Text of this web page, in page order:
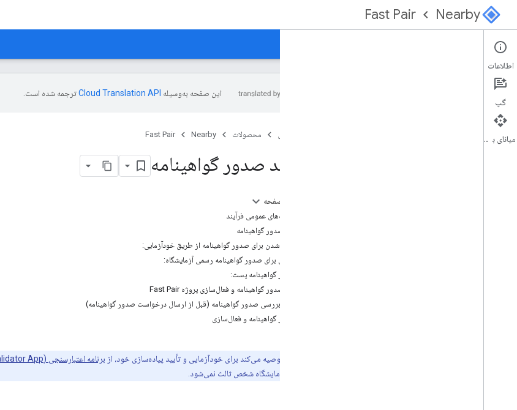
Nearby
Fast Pair
نمای کلی
برای جفت سریع از اینجا شروع کنید
این صفحه به‌وسیله ترجمه شده است.
صفحه اصلی محصولات Nearby
Fast Pair
فرآیند صدور گواهینامه
در این صفحه
یادداشت‌های عمومی فرآیند
فرآیند صدور گواهینامه
آماده شدن برای صدور گواهینامه از طریق خودآزمایی:
ارسال برای صدور گواهینامه رسمی آزمایشگاه:
صدور گواهینامه پست:
فرآیند صدور گواهینامه و فعال‌سازی پروژه Fast Pair
پیش بررسی صدور گواهینامه (قبل از ارسال درخواست صدور گواهینامه)
صدور گواهینامه و فعال‌سازی
گوگل توصیه می‌کند برای خودآزمایی و تأیید پیاده‌سازی خود، از برنامه اعتبارسنجی (Validator App)
گواهینامه رسمی آزمایشگاه شخص ثالث نمی‌شود.
اطلاعات
گپ
میانای برنامه‌سازی کاربردی